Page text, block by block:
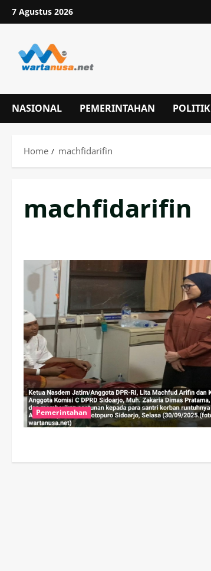
Skip
to
7 Agustus 2026
NASIONAL PEMERINTAHAN POLITIK
Home machfidarifin
machfidarifin
Pemerintahan